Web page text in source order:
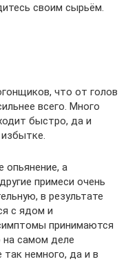
своим сырьём.
что от голов
всего. Много
быстро, да и
опьянение, а
примеси очень
в результате
с ядом и
принимаются
на самом деле
так немного, да и в